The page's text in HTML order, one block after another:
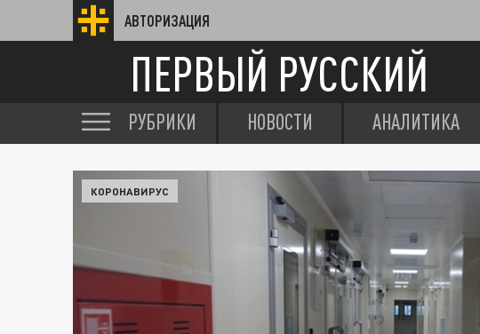
АВТОРИЗАЦИЯ
ПЕРВЫЙ РУССКИЙ
РУБРИКИ НОВОСТИ АНАЛИТИКА
КОРОНАВИРУС